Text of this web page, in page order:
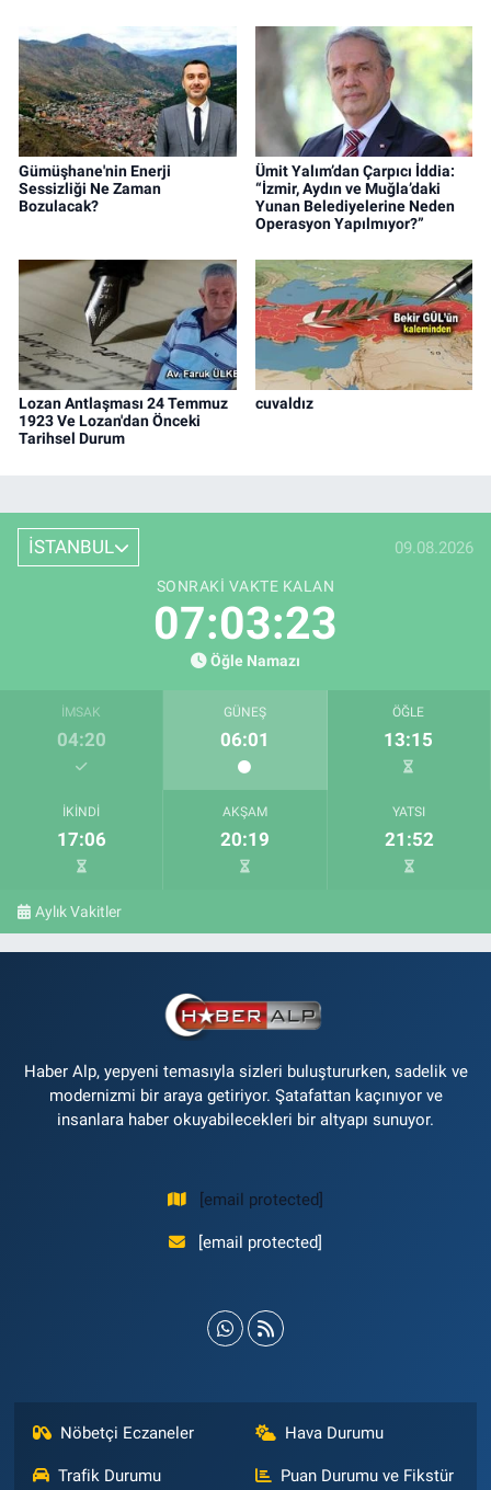
Gümüşhane'nin Enerji
Sessizliği Ne Zaman
Bozulacak?
Ümit Yalım’dan Çarpıcı İddia:
“İzmir, Aydın ve Muğla’daki
Yunan Belediyelerine Neden
Operasyon Yapılmıyor?”
Lozan Antlaşması 24 Temmuz
1923 Ve Lozan'dan Önceki
Tarihsel Durum
cuvaldız
İSTANBUL 09.08.2026
SONRAKI VAKTE KALAN
07:03:22
Öğle Namazı
İMSAK
04:20
GÜNEŞ
06:01
ÖĞLE
13:15
İKINDI
17:06
AKŞAM
20:19
YATSI
21:52
Aylık Vakitler
Haber Alp, yepyeni temasıyla sizleri buluştururken, sadelik ve
modernizmi bir araya getiriyor. Şatafattan kaçınıyor ve
insanlara haber okuyabilecekleri bir altyapı sunuyor.
[email protected]
[email protected]
Nöbetçi Eczaneler Hava Durumu
Trafik Durumu Puan Durumu ve Fikstür